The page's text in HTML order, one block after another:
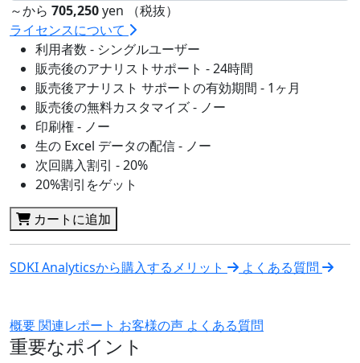
～から 705,250yen （税抜）
ライセンスについて
利用者数 - シングルユーザー
販売後のアナリストサポート - 24時間
販売後アナリスト サポートの有効期間 - 1ヶ月
販売後の無料カスタマイズ - ノー
印刷権 - ノー
生の Excel データの配信 - ノー
次回購入割引 - 20%
20%割引をゲット
カートに追加
SDKI Analyticsから購入するメリット よくある質問
概要関連レポート お客様の声 よくある質問
重要なポイント